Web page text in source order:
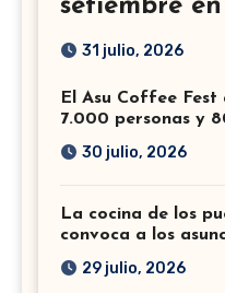
setiembre
31 julio, 2026
El Asu Coffee
7.000 personas y
30 julio, 2026
La cocina de los
convoca a los
29 julio, 2026